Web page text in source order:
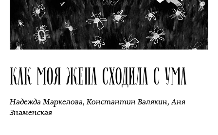
КАК МОЯ ЖЕНА СХОДИЛА С УМА
Надежда Маркелова,Константин Валякин,Аня
Знаменская